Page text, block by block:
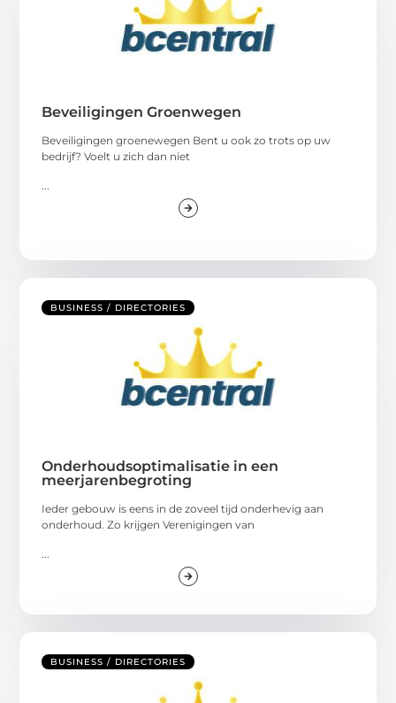
Beveiligingen Groenwegen
Beveiligingen groenewegen Bent u ook zo trots op uw
bedrijf? Voelt u zich dan niet
BUSINESS / DIRECTORIES
Onderhoudsoptimalisatie in een
meerjarenbegroting
Ieder gebouw is eens in de zoveel tijd onderhevig aan
onderhoud. Zo krijgen Verenigingen van
BUSINESS / DIRECTORIES